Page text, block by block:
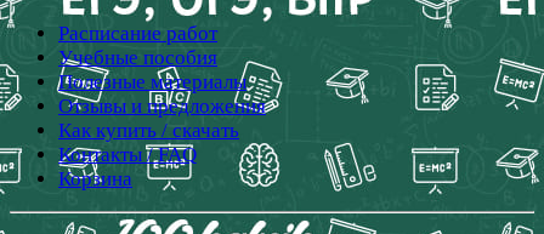
Расписание работ
Учебные пособия
Полезные материалы
Отзывы и предложения
Как купить / скачать
Контакты / FAQ
Корзина